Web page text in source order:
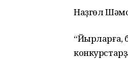
Наҙгөл
“Йырларға,